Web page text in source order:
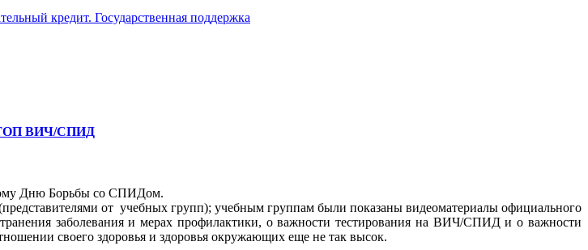
кредит. Государственная поддержка
СТОП ВИЧ/СПИД
Дню Борьбы со СПИДом.
от учебных групп); учебным группам были показаны видеоматериалы официального
заболевания и мерах профилактики, о важности тестирования на ВИЧ/СПИД и о важности
своего здоровья и здоровья окружающих еще не так высок.